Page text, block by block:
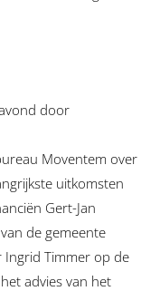
door
Moventem over
uitkomsten
Gert-Jan
de gemeente
Ingrid Timmer op de
advies van het